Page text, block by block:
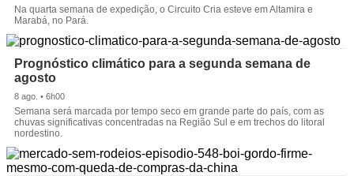
Na quarta semana de expedição, o Circuito Cria esteve em Altamira e
Marabá, no Pará.
Prognóstico climático para a segunda semana de
agosto
8 ago. • 6h00
Semana será marcada por tempo seco em grande parte do país, com as
chuvas significativas concentradas na Região Sul e em trechos do litoral
nordestino.